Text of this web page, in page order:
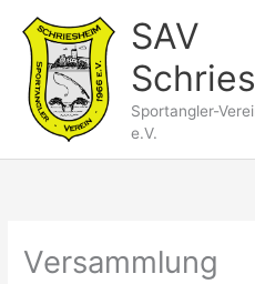
Inhalt
springen
SAV
Sportangler-
e.V.
Versammlung